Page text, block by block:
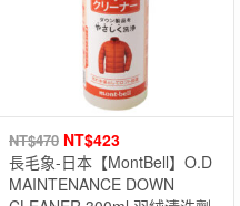
NT$470 NT$423
長毛象-日本【MontBell】O.D
MAINTENANCE DOWN